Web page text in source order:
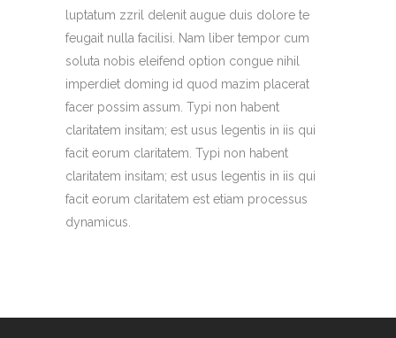
luptatum zzril delenit augue duis dolore te
feugait nulla facilisi. Nam liber tempor cum
soluta nobis eleifend option congue nihil
imperdiet doming id quod mazim placerat
facer possim assum. Typi non habent
claritatem insitam; est usus legentis in iis qui
facit eorum claritatem. Typi non habent
claritatem insitam; est usus legentis in iis qui
facit eorum claritatem est etiam processus
dynamicus.